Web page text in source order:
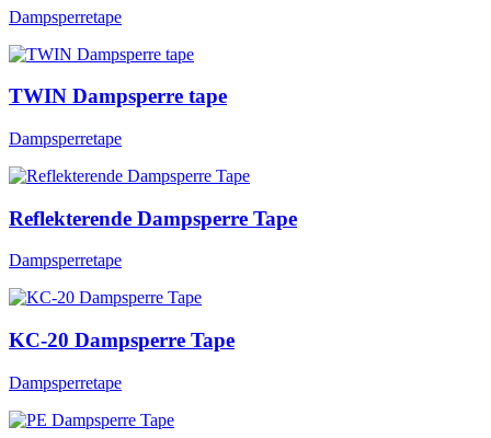
Dampsperretape
TWIN Dampsperre tape
Dampsperretape
Reflekterende Dampsperre Tape
Dampsperretape
KC-20 Dampsperre Tape
Dampsperretape